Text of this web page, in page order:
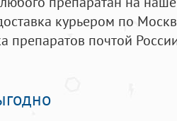
курьером по
препаратов почтой